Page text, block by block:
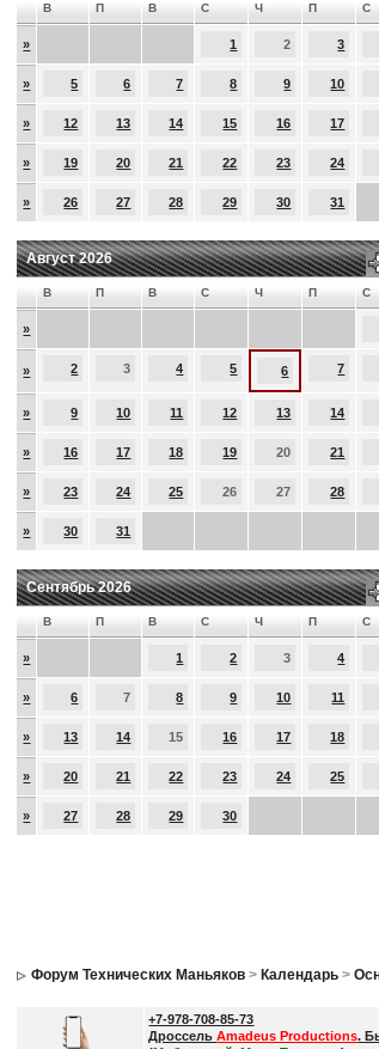
В П В С Ч П С
» 1 2 3
» 5 6 7 8 9 10
» 12 13 14 15 16 17
» 19 20 21 22 23 24
» 26 27 28 29 30 31
Август 2026
В П В С Ч П С
»
» 2 3 4 5 6 7
» 9 10 11 12 13 14
» 16 17 18 19 20 21
» 23 24 25 26 27 28
» 30 31
Сентябрь 2026
В П В С Ч П С
» 1 2 3 4
» 6 7 8 9 10 11
» 13 14 15 16 17 18
» 20 21 22 23 24 25
» 27 28 29 30
Форум Технических Маньяков > Календарь >
+7-978-708-85-73
ДроссельAmadeus Productions.